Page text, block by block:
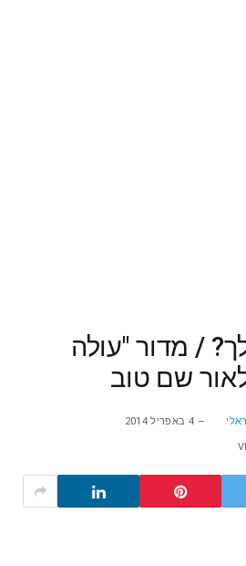
/ מדור "עולה
שם טוב
4 באפריל 2014